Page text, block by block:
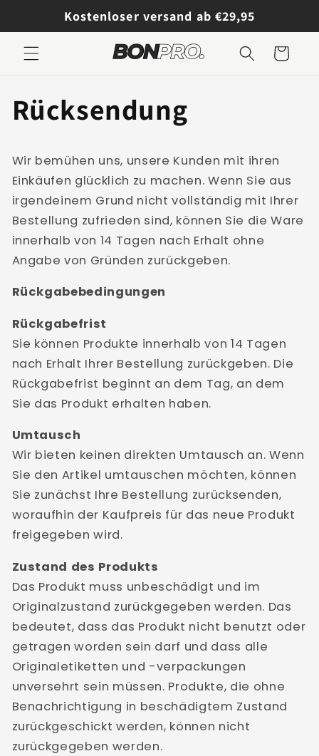
Inhalt
Kostenloser versand ab €29,95
Warenkorb
Rücksendung
Wir bemühen uns, unsere Kunden mit ihren
Einkäufen glücklich zu machen. Wenn Sie aus
irgendeinem Grund nicht vollständig mit Ihrer
Bestellung zufrieden sind, können Sie die Ware
innerhalb von 14 Tagen nach Erhalt ohne
Angabe von Gründen zurückgeben.
Rückgabebedingungen
Rückgabefrist
Sie können Produkte innerhalb von 14 Tagen
nach Erhalt Ihrer Bestellung zurückgeben. Die
Rückgabefrist beginnt an dem Tag, an dem
Sie das Produkt erhalten haben.
Umtausch
Wir bieten keinen direkten Umtausch an. Wenn
Sie den Artikel umtauschen möchten, können
Sie zunächst Ihre Bestellung zurücksenden,
woraufhin der Kaufpreis für das neue Produkt
freigegeben wird.
Zustand des Produkts
Das Produkt muss unbeschädigt und im
Originalzustand zurückgegeben werden. Das
bedeutet, dass das Produkt nicht benutzt oder
getragen worden sein darf und dass alle
Originaletiketten und -verpackungen
unversehrt sein müssen. Produkte, die ohne
Benachrichtigung in beschädigtem Zustand
zurückgeschickt werden, können nicht
zurückgegeben werden.